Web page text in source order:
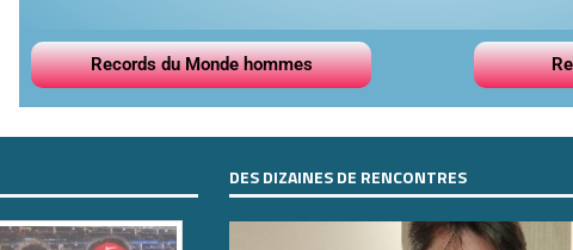
Records du Monde hommes
DES DIZAINES DE RENCONTRES